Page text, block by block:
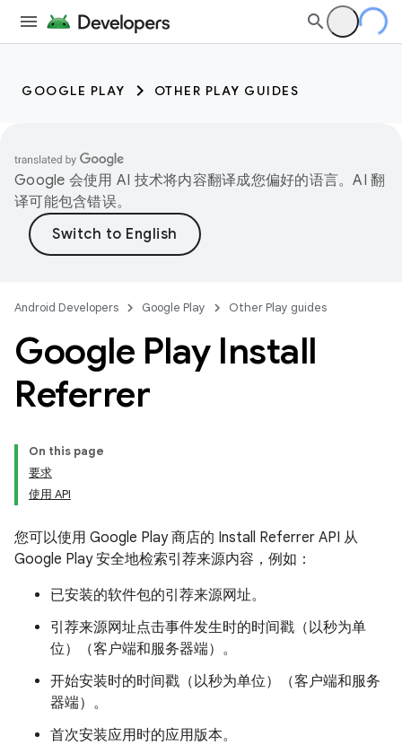
GOOGLE PLAY OTHER PLAY GUIDES
Google 会使用 AI 技术将内容翻译成您偏好的语言。AI 翻
译可能包含错误。
Android Developers Google Play Other Play guides
Google Play Install
Referrer
On this page
要求
使用 API
您可以使用 Google Play 商店的 Install Referrer API 从
Google Play 安全地检索引荐来源内容，例如：
已安装的软件包的引荐来源网址。
引荐来源网址点击事件发生时的时间戳（以秒为单
位）（客户端和服务器端）。
开始安装时的时间戳（以秒为单位）（客户端和服务
器端）。
首次安装应用时的应用版本。